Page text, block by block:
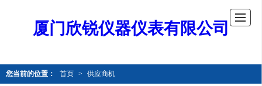
厦门欣锐仪器仪表有限公司
您当前的位置： 首页 > 供应商机